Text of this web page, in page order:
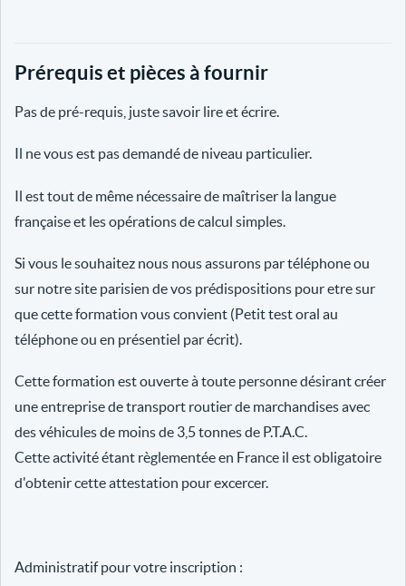
Prérequis et pièces à fournir
Pas de pré-requis, juste savoir lire et écrire.
Il ne vous est pas demandé de niveau particulier.
Il est tout de même nécessaire de maîtriser la langue
française et les opérations de calcul simples.
Si vous le souhaitez nous nous assurons par téléphone ou
sur notre site parisien de vos prédispositions pour etre sur
que cette formation vous convient (Petit test oral au
téléphone ou en présentiel par écrit).
Cette formation est ouverte à toute personne désirant créer
une entreprise de transport routier de marchandises avec
des véhicules de moins de 3,5 tonnes de P.T.A.C.
Cette activité étant règlementée en France il est obligatoire
d'obtenir cette attestation pour excercer.
Administratif pour votre inscription :